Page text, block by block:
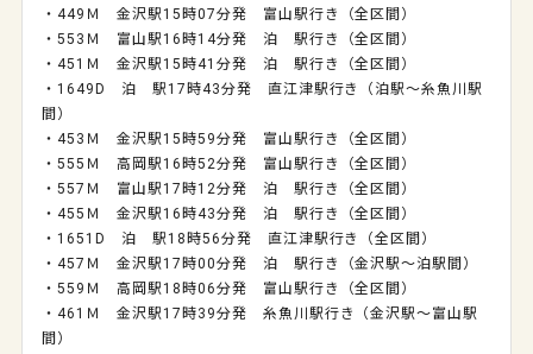
・449Ｍ 金沢駅15時07分発 富山駅行き（全区間）
・553Ｍ 富山駅16時14分発 泊 駅行き（全区間）
・451Ｍ 金沢駅15時41分発 泊 駅行き（全区間）
・1649D 泊 駅17時43分発 直江津駅行き（泊駅～糸魚川駅
間）
・453Ｍ 金沢駅15時59分発 富山駅行き（全区間）
・555Ｍ 高岡駅16時52分発 富山駅行き（全区間）
・557Ｍ 富山駅17時12分発 泊 駅行き（全区間）
・455Ｍ 金沢駅16時43分発 泊 駅行き（全区間）
・1651D 泊 駅18時56分発 直江津駅行き（全区間）
・457Ｍ 金沢駅17時00分発 泊 駅行き（金沢駅～泊駅間）
・559Ｍ 高岡駅18時06分発 富山駅行き（全区間）
・461Ｍ 金沢駅17時39分発 糸魚川駅行き（金沢駅～富山駅
間）